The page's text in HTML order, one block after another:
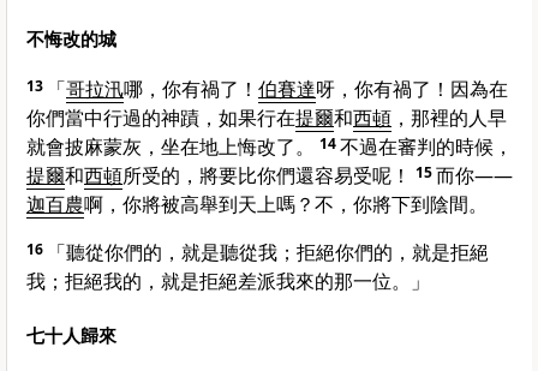
不悔改的城
13 「哥拉汛哪，你有禍了！ 伯賽達呀，你有禍了！因為在
你們當中行過的神蹟，如果行在提爾和西頓 ，那裡的人早
就會披麻蒙灰，坐在地上悔改了。
14不過在審判的時候，
提爾和西頓所受的，將要比你們還容易受呢！ 15而你——
迦百農啊，你將被高舉到天上嗎？不，你將下到陰間。
16
「聽從你們的，就是聽從我；拒絕你們的，就是拒絕
我；拒絕我的，就是拒絕差派我來的那一位。」
七十人歸來